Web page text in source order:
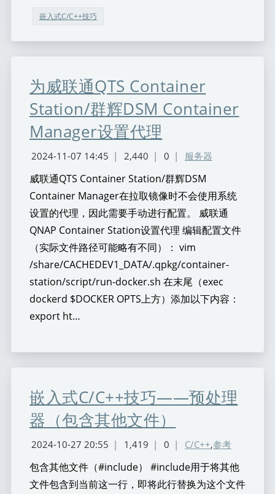
嵌入式C/C++技巧
为威联通QTS Container
Station/群辉DSM Container
Manager设置代理
2024-11-07 14:45 | 2,440 | 0 | 服务器
威联通QTS Container Station/群辉DSM
Container Manager在拉取镜像时不会使用系统
设置的代理，因此需要手动进行配置。 威联通
QNAP Container Station设置代理 编辑配置文件
（实际文件路径可能略有不同）： vim
/share/CACHEDEV1_DATA/.qpkg/container-
station/script/run-docker.sh 在末尾（exec
dockerd $DOCKER OPTS上方）添加以下内容：
export ht…
嵌入式C/C++技巧——预处理
器（包含其他文件）
2024-10-27 20:55 | 1,419 | 0 | C/C++,参考
包含其他文件（#include） #include用于将其他
文件包含到当前这一行，即将此行替换为这个文件